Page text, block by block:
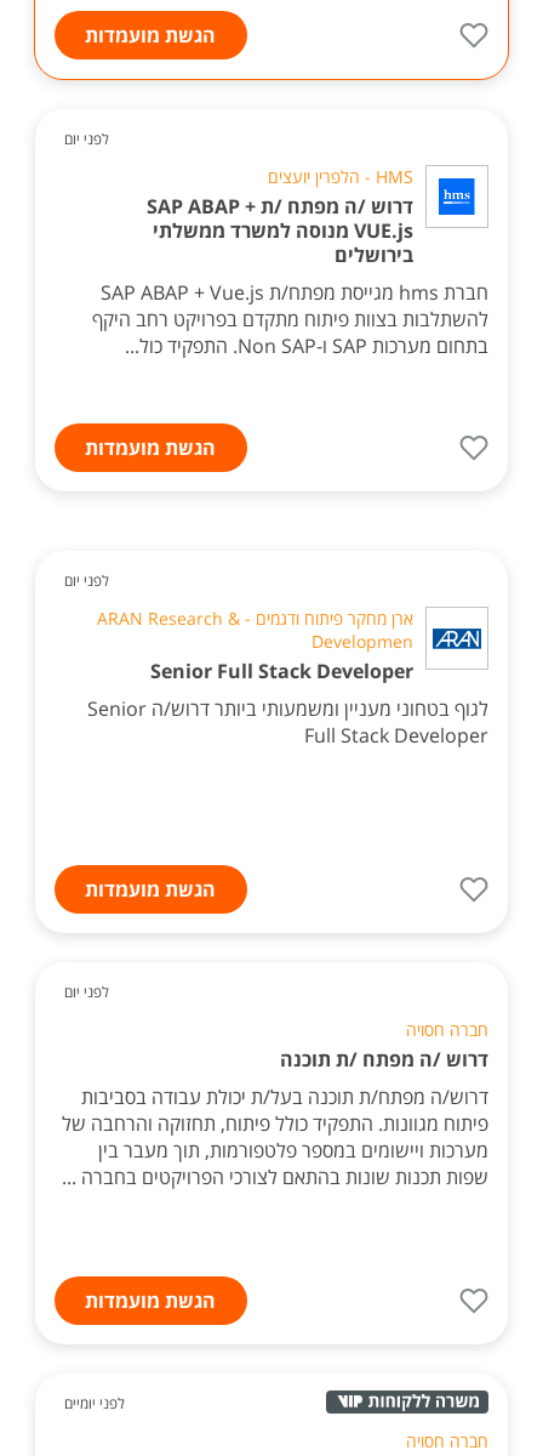
הגשת מועמדות
לפני יום
HMS - הלפרין יועצים
דרוש /ה מפתח /ת SAP ABAP +
VUE.js מנוסה למשרד ממשלתי
בירושלים
חברת hms מגייסת מפתח/ת SAP ABAP + Vue.js
להשתלבות בצוות פיתוח מתקדם בפרויקט רחב היקף
בתחום מערכות SAP ו-Non SAP. התפקיד כול...
הגשת מועמדות
לפני יום
ארן מחקר פיתוח ודגמים - ARAN Research &
Developmen
Senior Full Stack Developer
לגוף בטחוני מעניין ומשמעותי ביותר דרוש/ה Senior
Full Stack Developer
הגשת מועמדות
לפני יום
חברה חסויה
דרוש /ה מפתח /ת תוכנה
דרוש/ה מפתח/ת תוכנה בעל/ת יכולת עבודה בסביבות
פיתוח מגוונות. התפקיד כולל פיתוח, תחזוקה והרחבה של
מערכות ויישומים במספר פלטפורמות, תוך מעבר בין
שפות תכנות שונות בהתאם לצורכי הפרויקטים בחברה ...
הגשת מועמדות
לפני יומיים
חברה חסויה